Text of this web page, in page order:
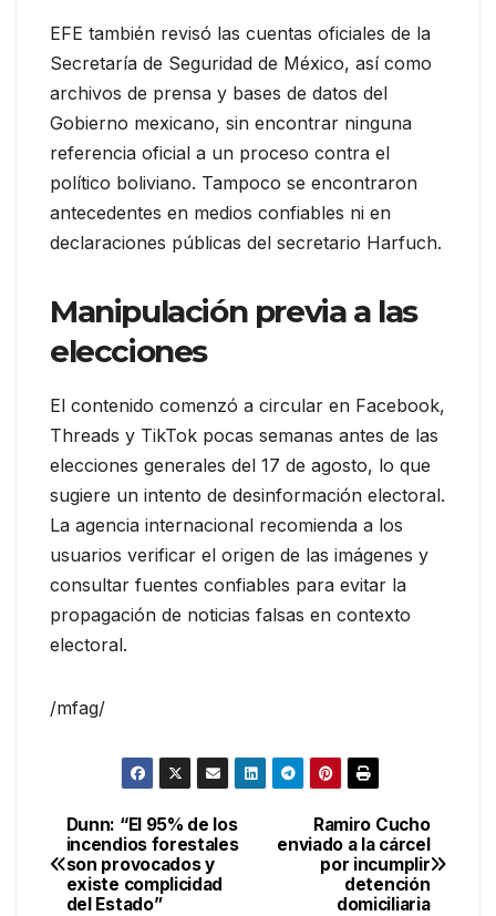
EFE también revisó las cuentas oficiales de la
Secretaría de Seguridad de México, así como
archivos de prensa y bases de datos del
Gobierno mexicano, sin encontrar ninguna
referencia oficial a un proceso contra el
político boliviano. Tampoco se encontraron
antecedentes en medios confiables ni en
declaraciones públicas del secretario Harfuch.
Manipulación previa a las
elecciones
El contenido comenzó a circular en Facebook,
Threads y TikTok pocas semanas antes de las
elecciones generales del 17 de agosto, lo que
sugiere un intento de desinformación electoral.
La agencia internacional recomienda a los
usuarios verificar el origen de las imágenes y
consultar fuentes confiables para evitar la
propagación de noticias falsas en contexto
electoral.
/mfag/
Navegación
de
Ramiro Cucho
enviado a la cárcel
por incumplir
detención
domiciliaria
Dunn: “El 95% de los
incendios forestales
son provocados y
existe complicidad
del Estado”